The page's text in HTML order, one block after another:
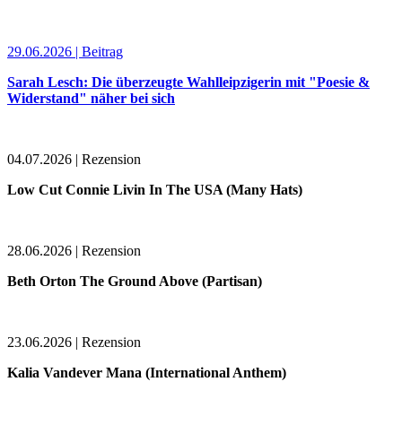
29.06.2026 | Beitrag
Sarah Lesch: Die überzeugte Wahlleipzigerin mit "Poesie &
Widerstand" näher bei sich
04.07.2026 | Rezension
Low Cut Connie Livin In The USA (Many Hats)
28.06.2026 | Rezension
Beth Orton The Ground Above (Partisan)
23.06.2026 | Rezension
Kalia Vandever Mana (International Anthem)